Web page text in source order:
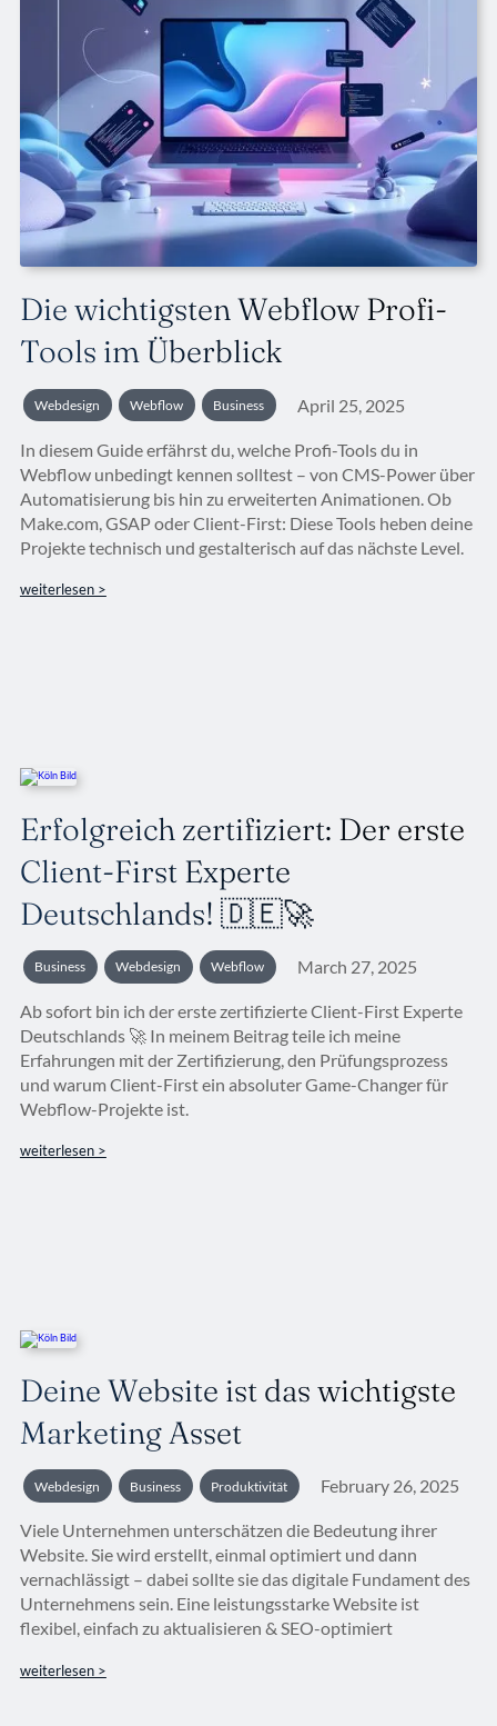
Die wichtigsten Webflow Profi-
Tools im Überblick
Webdesign Webflow Business April 25, 2025
In diesem Guide erfährst du, welche Profi-Tools du in
Webflow unbedingt kennen solltest – von CMS-Power über
Automatisierung bis hin zu erweiterten Animationen. Ob
Make.com, GSAP oder Client-First: Diese Tools heben deine
Projekte technisch und gestalterisch auf das nächste Level.
weiterlesen >
Erfolgreich zertifiziert: Der erste
Client-First Experte
Deutschlands! 🇩🇪🚀
Business Webdesign Webflow March 27, 2025
Ab sofort bin ich der erste zertifizierte Client-First Experte
Deutschlands 🚀 In meinem Beitrag teile ich meine
Erfahrungen mit der Zertifizierung, den Prüfungsprozess
und warum Client-First ein absoluter Game-Changer für
Webflow-Projekte ist.
weiterlesen >
Deine Website ist das wichtigste
Marketing Asset
Webdesign Business Produktivität February 26, 2025
Viele Unternehmen unterschätzen die Bedeutung ihrer
Website. Sie wird erstellt, einmal optimiert und dann
vernachlässigt – dabei sollte sie das digitale Fundament des
Unternehmens sein. Eine leistungsstarke Website ist
flexibel, einfach zu aktualisieren & SEO-optimiert
weiterlesen >